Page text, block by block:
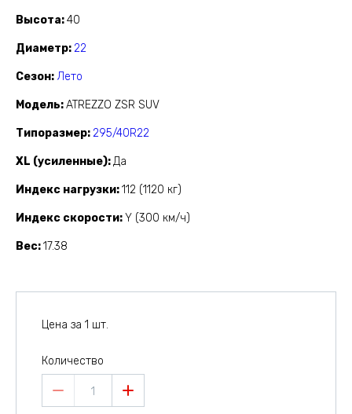
Высота 40
Диаметр 22
Сезон Лето
Модель ATREZZO ZSR SUV
Типоразмер 295/40R22
XL (усиленные) Да
Индекс нагрузки 112 (1120 кг)
Индекс скорости Y (300 км/ч)
Вес 17.38
Цена за 1 шт.
Количество
1